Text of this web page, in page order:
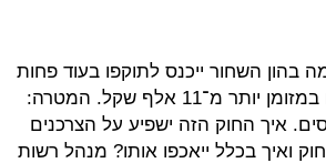
השחור ייכנס לתוקפו בעוד פחות
משבועיים. החל מ־1 בינואר לא נוכל לשלם במזומן יותר מ־11 אלף שקל. המטרה:
איך החוק הזה ישפיע על הצרכנים
ואיך בכלל ייאכפו אותו? מנהל רשות